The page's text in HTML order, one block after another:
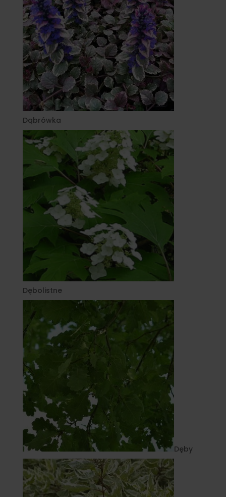
Dąbrówka
Dębolistne
Dęby